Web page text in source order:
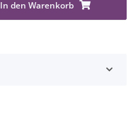
In den Warenkorb